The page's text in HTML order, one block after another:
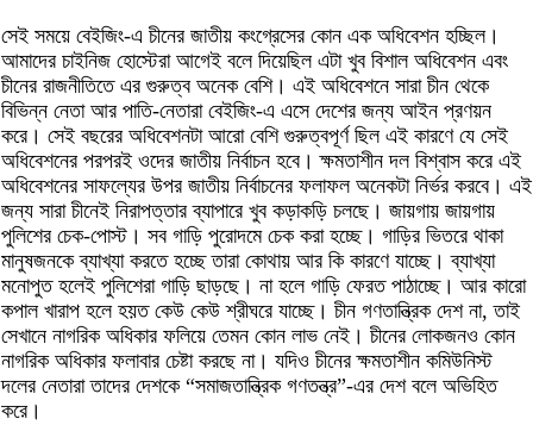
সেই সময়ে বেইজিং-এ চীনের জাতীয় কংগ্রেসের কোন এক অধিবেশন হচ্ছিল।
আমাদের চাইনিজ হোস্টেরা আগেই বলে দিয়েছিল এটা খুব বিশাল অধিবেশন এবং
চীনের রাজনীতিতে এর গুরুত্ব অনেক বেশি। এই অধিবেশনে সারা চীন থেকে
বিভিন্ন নেতা আর পাতি-নেতারা বেইজিং-এ এসে দেশের জন্য আইন প্রণয়ন
করে। সেই বছরের অধিবেশনটা আরো বেশি গুরুত্বপূর্ণ ছিল এই কারণে যে সেই
অধিবেশনের পরপরই ওদের জাতীয় নির্বাচন হবে। ক্ষমতাশীন দল বিশ্বাস করে এই
অধিবেশনের সাফল্যের উপর জাতীয় নির্বাচনের ফলাফল অনেকটা নির্ভর করবে। এই
জন্য সারা চীনেই নিরাপত্তার ব্যাপারে খুব কড়াকড়ি চলছে। জায়গায় জায়গায়
পুলিশের চেক-পোস্ট। সব গাড়ি পুরোদমে চেক করা হচ্ছে। গাড়ির ভিতরে থাকা
মানুষজনকে ব্যাখ্যা করতে হচ্ছে তারা কোথায় আর কি কারণে যাচ্ছে। ব্যাখ্যা
মনোপুত হলেই পুলিশেরা গাড়ি ছাড়ছে। না হলে গাড়ি ফেরত পাঠাচ্ছে। আর কারো
কপাল খারাপ হলে হয়ত কেউ কেউ শ্রীঘরে যাচ্ছে। চীন গণতান্ত্রিক দেশ না, তাই
সেখানে নাগরিক অধিকার ফলিয়ে তেমন কোন লাভ নেই। চীনের লোকজনও কোন
নাগরিক অধিকার ফলাবার চেষ্টা করছে না। যদিও চীনের ক্ষমতাশীন কমিউনিস্ট
দলের নেতারা তাদের দেশকে “সমাজতান্ত্রিক গণতন্ত্র”-এর দেশ বলে অভিহিত
করে।